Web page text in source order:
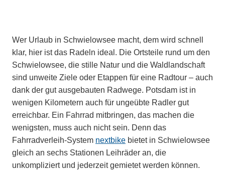
Wer Urlaub in Schwielowsee macht, dem wird schnell
klar, hier ist das Radeln ideal. Die Ortsteile rund um den
Schwielowsee, die stille Natur und die Waldlandschaft
sind unweite Ziele oder Etappen für eine Radtour – auch
dank der gut ausgebauten Radwege. Potsdam ist in
wenigen Kilometern auch für ungeübte Radler gut
erreichbar. Ein Fahrrad mitbringen, das machen die
wenigsten, muss auch nicht sein. Denn das
Fahrradverleih-System nextbike bietet in Schwielowsee
gleich an sechs Stationen Leihräder an, die
unkompliziert und jederzeit gemietet werden können.